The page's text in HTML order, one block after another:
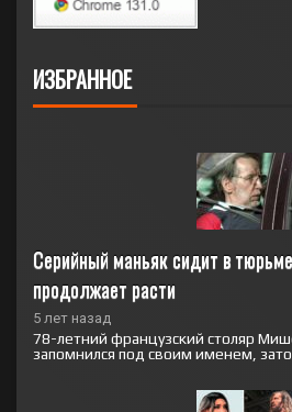
ИЗБРАННОЕ
Серийный маньяк сидит в
продолжает расти
5 лет назад
78-летний французский столяр
запомнился под своим именем,